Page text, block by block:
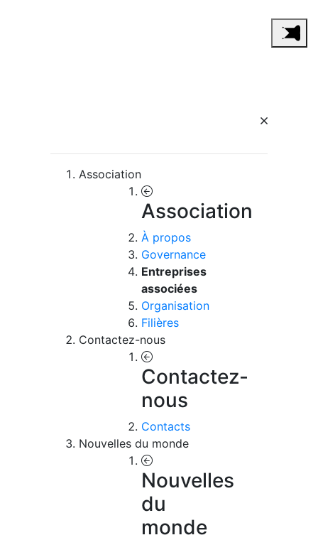
Association
Association
À propos
Governance
Entreprises
associées
Organisation
Filières
Contactez-nous
Contactez-
nous
Contacts
Nouvelles du monde
Nouvelles
du
monde